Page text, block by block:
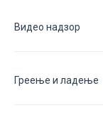
Видео надзор
Греење и ладење